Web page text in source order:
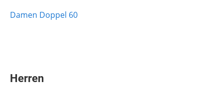
Damen Doppel 60
Herren